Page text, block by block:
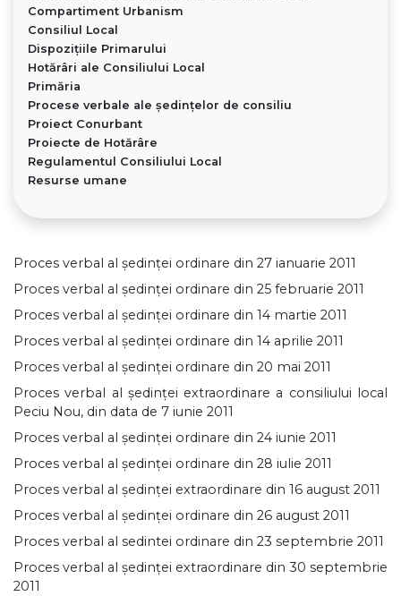
Compartiment Urbanism
Consiliul Local
Dispoziţiile Primarului
Hotărâri ale Consiliului Local
Primăria
Procese verbale ale ședințelor de consiliu
Proiect Conurbant
Proiecte de Hotărâre
Regulamentul Consiliului Local
Resurse umane
Proces verbal al ședinței ordinare din 27 ianuarie 2011
Proces verbal al ședinței ordinare din 25 februarie 2011
Proces verbal al ședinței ordinare din 14 martie 2011
Proces verbal al ședinței ordinare din 14 aprilie 2011
Proces verbal al ședinței ordinare din 20 mai 2011
Proces verbal al ședinței extraordinare a consiliului local
Peciu Nou, din data de 7 iunie 2011
Proces verbal al ședinței ordinare din 24 iunie 2011
Proces verbal al ședinței ordinare din 28 iulie 2011
Proces verbal al ședinței extraordinare din 16 august 2011
Proces verbal al ședinței ordinare din 26 august 2011
Proces verbal al sedintei ordinare din 23 septembrie 2011
Proces verbal al ședinței extraordinare din 30 septembrie
2011